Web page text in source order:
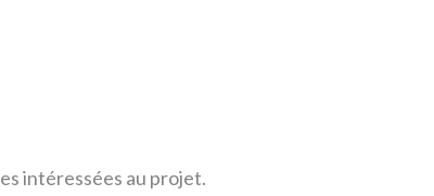
intéressées au projet.